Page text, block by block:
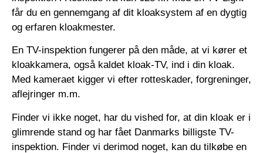
får du en gennemgang af dit kloaksystem af en dygtig
og erfaren kloakmester.
En TV-inspektion fungerer på den måde, at vi kører et
kloakkamera, også kaldet kloak-TV, ind i din kloak.
Med kameraet kigger vi efter rotteskader, forgreninger,
aflejringer m.m.
Finder vi ikke noget, har du vished for, at din kloak er i
glimrende stand og har fået Danmarks billigste TV-
inspektion. Finder vi derimod noget, kan du tilkøbe en